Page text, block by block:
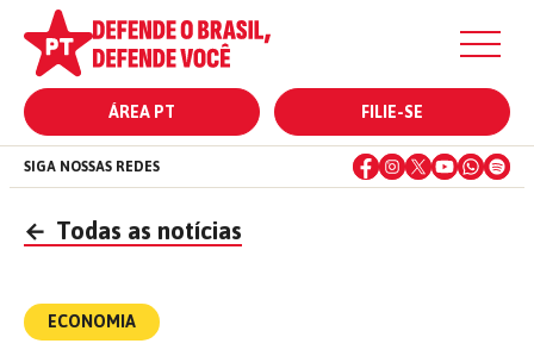
ÁREA PT FILIE-SE
SIGA NOSSAS REDES
← Todas as notícias
ECONOMIA